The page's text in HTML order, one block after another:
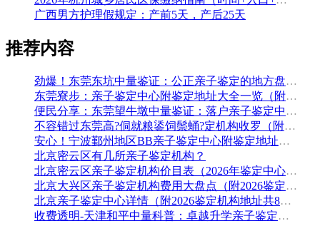
广西男方护理假规定：产前5天，产后25天
推荐内容
劲爆！东莞东坑中量鉴证：公正亲子鉴定的地方盘整（附2026年5月鉴定汇总）
东莞寮步：亲子鉴定中心附鉴定地址大全一览（附2026年鉴定机构推荐）
便民分享：东莞望牛墩中量鉴证：落户亲子鉴定中心地址排名（附鉴定办理流程费用）
不容错过东莞高?侗就粮鋈饲鬃蛹?定机构收罗（附2026年5月鉴定手续）
安心！宁波鄞州地区BB亲子鉴定中心附鉴定地址大全一览（附2026年最全鉴定手续）
北京密云区有几所亲子鉴定机构？
北京密云区亲子鉴定机构价目表（2026年鉴定中心地址盘点）
北京大兴区亲子鉴定机构费用大盘点（附2026鉴定地址大全）
北京亲子鉴定中心详情（附2026鉴定机构地址共8家）
收费透明-天津和平中量科普：卓越升学亲子鉴定细目大全（附2026年全新鉴定）